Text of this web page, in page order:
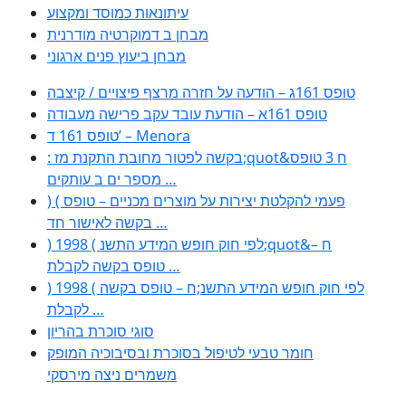
עיתונאות כמוסד ומקצוע
מבחן ב דמוקרטיה מודרנית
מבחן ביעוץ פנים ארגוני
טופס 161ג – הודעה על חזרה מרצף פיצויים / קיצבה
טופס 161א – הודעת עובד עקב פרישה מעבודה
טופס 161 ד’ – Menora
: בקשה לפטור מחובת התקנת מז;quot&ח 3 טופס
מספר ים ב עותקים …
) ( פעמי להקלטת יצירות על מוצרים מכניים – טופס
בקשה לאישור חד …
) 1998 ( לפי חוק חופש המידע התשנ;quot&ח –
טופס בקשה לקבלת …
) 1998 ( לפי חוק חופש המידע התשנ;ח – טופס בקשה
לקבלת …
סוגי סוכרת בהריון
חומר טבעי לטיפול בסוכרת ובסיבוכיה המופק
משמרים ניצה מירסקי